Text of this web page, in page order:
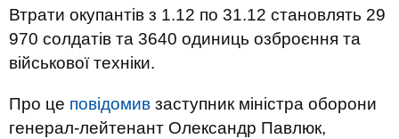
Втрати окупантів з 1.12 по 31.12 становлять 29
970 солдатів та 3640 одиниць озброєння та
військової техніки.
Про це повідомив заступник міністра оборони
генерал-лейтенант Олександр Павлюк,